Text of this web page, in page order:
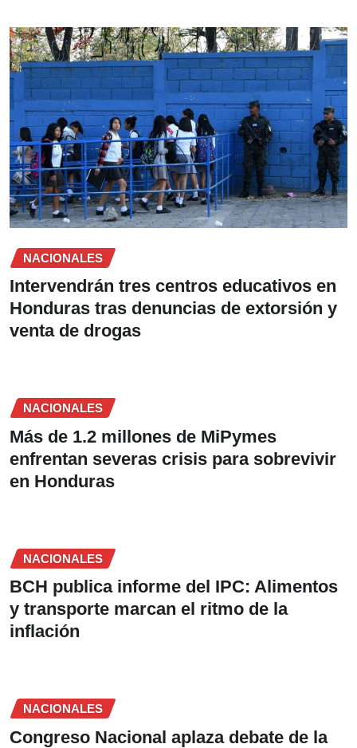
NACIONALES
Intervendrán tres centros educativos en
Honduras tras denuncias de extorsión y
venta de drogas
NACIONALES
Más de 1.2 millones de MiPymes
enfrentan severas crisis para sobrevivir
en Honduras
NACIONALES
BCH publica informe del IPC: Alimentos
y transporte marcan el ritmo de la
inflación
NACIONALES
Congreso Nacional aplaza debate de la